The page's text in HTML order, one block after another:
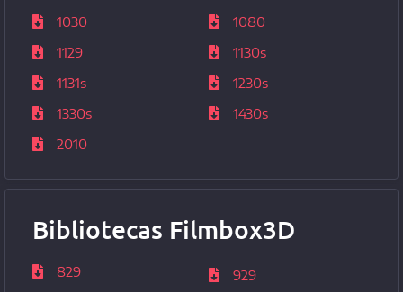
1030
1080
1129
1130s
1131s
1230s
1330s
1430s
2010
Bibliotecas Filmbox3D
829
929